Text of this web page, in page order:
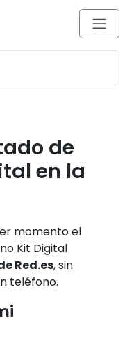
de
en la
momento el
Kit Digital
Red.es, sin
teléfono.